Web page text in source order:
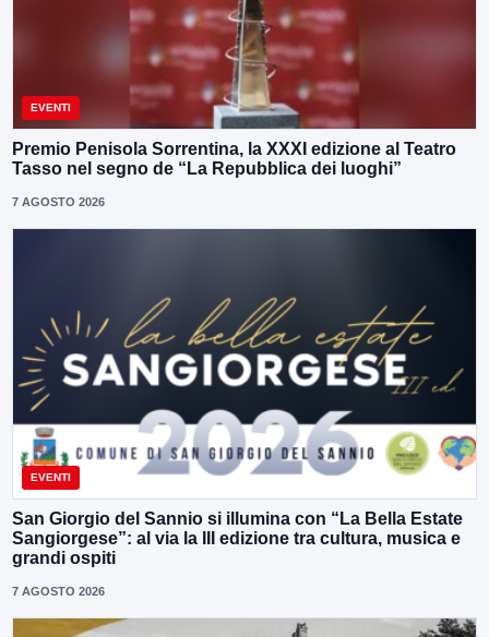
EVENTI
Premio Penisola Sorrentina, la XXXI edizione al Teatro
Tasso nel segno de “La Repubblica dei luoghi”
7 AGOSTO 2026
EVENTI
San Giorgio del Sannio si illumina con “La Bella Estate
Sangiorgese”: al via la III edizione tra cultura, musica e
grandi ospiti
7 AGOSTO 2026